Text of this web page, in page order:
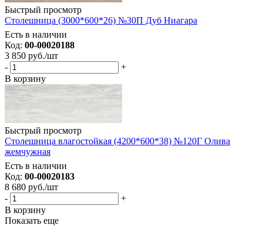
Быстрый просмотр
Столешница (3000*600*26) №30П Дуб Ниагара
Есть в наличии
Код: 00-00020188
3 850 руб./шт
-
+
В корзину
Быстрый просмотр
Столешница влагостойкая (4200*600*38) №120Г Олива
жемчужная
Есть в наличии
Код: 00-00020183
8 680 руб./шт
-
+
В корзину
Показать еще